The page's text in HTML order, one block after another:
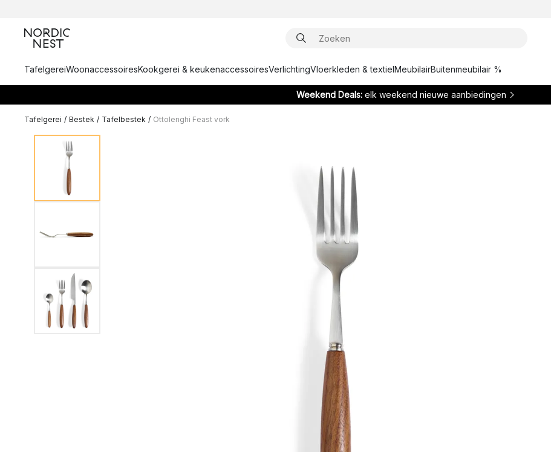
TafelgereiWoonaccessoiresKookgerei & keukenaccessoiresVerlichtingVloerkleden & textielMeubilairBuitenmeubilair %
Weekend Deals: elk weekend nieuwe aanbiedingen
Tafelgerei / Bestek / Tafelbestek / Ottolenghi Feast vork